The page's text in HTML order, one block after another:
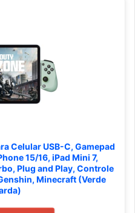
Celular USB-C, Gamepad
15/16, iPad Mini 7,
Plug and Play, Controle
Minecraft (Verde